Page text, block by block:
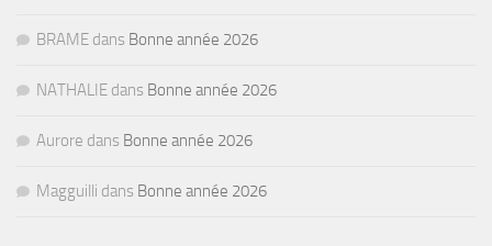
BRAME dans Bonne année 2026
NATHALIE dans Bonne année 2026
Aurore dans Bonne année 2026
Magguilli dans Bonne année 2026